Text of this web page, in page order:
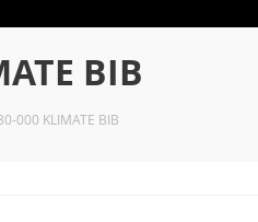
BIB
000 KLIMATE BIB